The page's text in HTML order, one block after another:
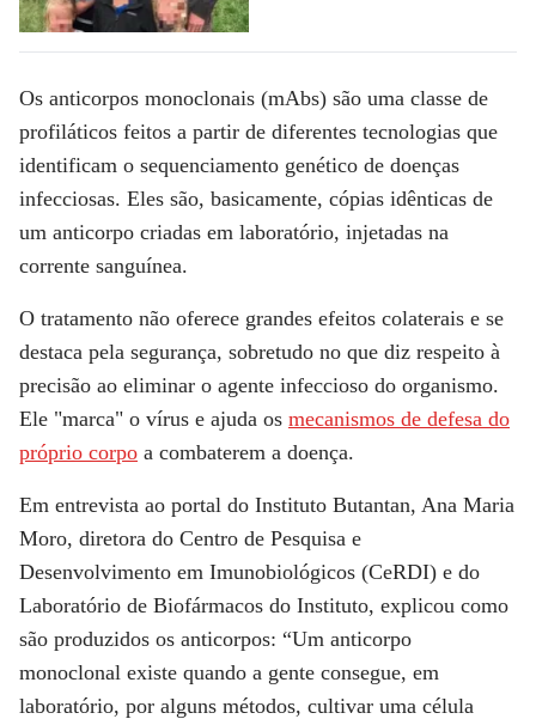
Os anticorpos monoclonais (mAbs) são uma classe de
profiláticos feitos a partir de diferentes tecnologias que
identificam o sequenciamento genético de doenças
infecciosas. Eles são, basicamente, cópias idênticas de
um anticorpo criadas em laboratório, injetadas na
corrente sanguínea.
O tratamento não oferece grandes efeitos colaterais e se
destaca pela segurança, sobretudo no que diz respeito à
precisão ao eliminar o agente infeccioso do organismo.
Ele "marca" o vírus e ajuda os mecanismos de defesa do
próprio corpo a combaterem a doença.
Em entrevista ao portal do Instituto Butantan, Ana Maria
Moro, diretora do Centro de Pesquisa e
Desenvolvimento em Imunobiológicos (CeRDI) e do
Laboratório de Biofármacos do Instituto, explicou como
são produzidos os anticorpos: “Um anticorpo
monoclonal existe quando a gente consegue, em
laboratório, por alguns métodos, cultivar uma célula